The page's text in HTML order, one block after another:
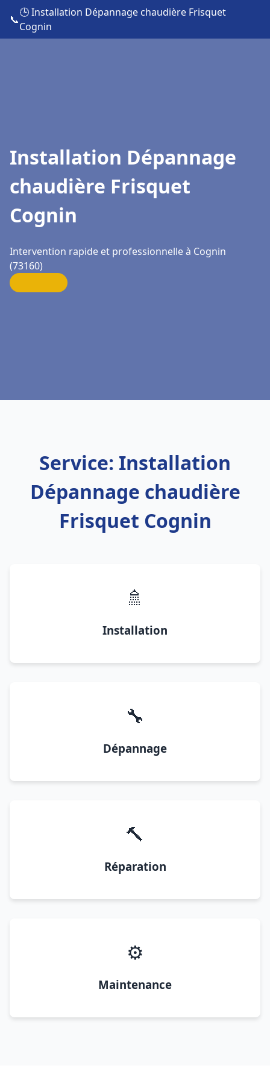
📞
🕒 Installation Dépannage chaudière Frisquet
Cognin
Installation Dépannage
chaudière Frisquet
Cognin
Intervention rapide et professionnelle à Cognin
(73160)
Service: Installation
Dépannage chaudière
Frisquet Cognin
🚿
Installation
🔧
Dépannage
🔨
Réparation
⚙️
Maintenance